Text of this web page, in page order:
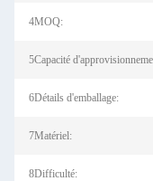
4MOQ:
5Capacité
6Détails d'emballage:
7Matériel:
8Difficulté: